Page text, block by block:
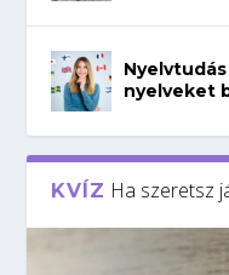
nyelveket
KVÍZ Ha szeretsz